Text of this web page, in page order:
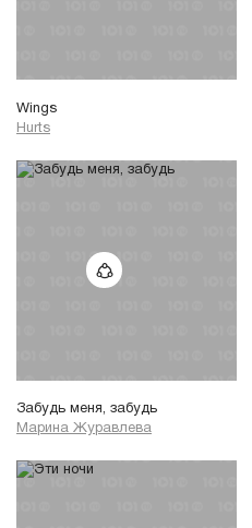
Wings
Hurts
Забудь меня, забудь
Марина Журавлева